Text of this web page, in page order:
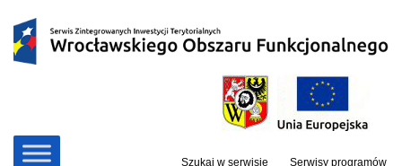
treści
Szukaj w serwisie Serwisy programów